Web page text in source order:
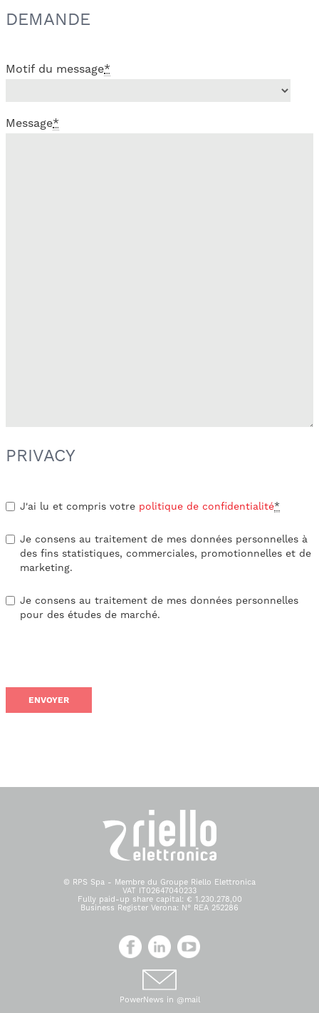
DEMANDE
Motif du message*
Message*
PRIVACY
J'ai lu et compris votre politique de confidentialité*
Je consens au traitement de mes données personnelles à
des fins statistiques, commerciales, promotionnelles et de
marketing.
Je consens au traitement de mes données personnelles
pour des études de marché.
© RPS Spa - Membre du Groupe Riello Elettronica
VAT IT02647040233
Fully paid-up share capital: € 1.230.278,00
Business Register Verona: N° REA 252286
PowerNews in @mail